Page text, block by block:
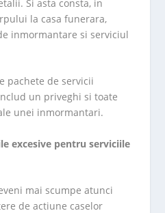
Si asta consta, in
la casa funerara,
inmormantare si serviciul
pachete de servicii
un priveghi si toate
unei inmormantari.
excesive pentru serviciile
mai scumpe atunci
de actiune caselor